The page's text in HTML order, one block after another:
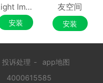
Light Image Resizer
安装
友空间
安装
投诉处理 -
app地图
4000615585